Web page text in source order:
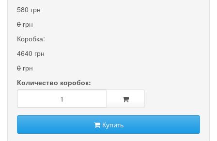
580 грн
0 грн
Коробка:
4640 грн
0 грн
Количество коробок:
Купить